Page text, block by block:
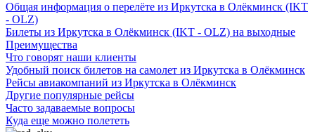
Общая информация о перелёте из Иркутска в Олёкминск (IKT
- OLZ)
Билеты из Иркутска в Олёкминск (IKT - OLZ) на выходные
Преимущества
Что говорят наши клиенты
Удобный поиск билетов на самолет из Иркутска в Олёкминск
Рейсы авиакомпаний из Иркутска в Олёкминск
Другие популярные рейсы
Часто задаваемые вопросы
Куда еще можно полететь